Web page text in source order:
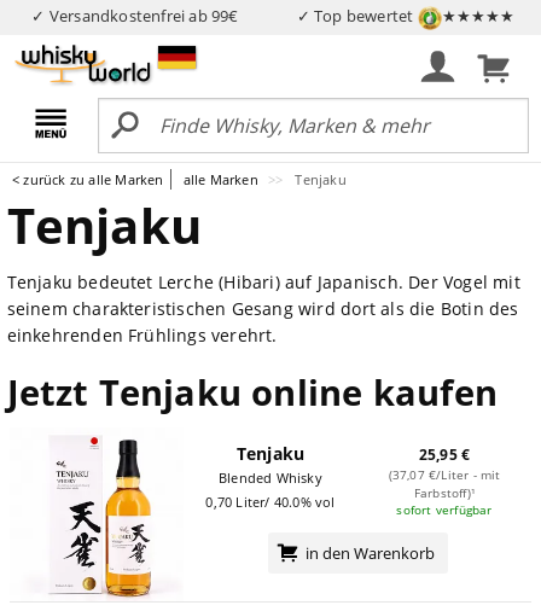
✓ Versandkostenfrei ab 99€ ✓ Top bewertet ★★★★★
< zurück zu alle Marken alle Marken Tenjaku
Tenjaku
Tenjaku bedeutet Lerche (Hibari) auf Japanisch. Der Vogel mit
seinem charakteristischen Gesang wird dort als die Botin des
einkehrenden Frühlings verehrt.
Jetzt Tenjaku online kaufen
Tenjaku
Blended Whisky
0,70 Liter/ 40.0% vol
25,95 €
(37,07 €/Liter - mit
Farbstoff)¹
sofort verfügbar
in den Warenkorb